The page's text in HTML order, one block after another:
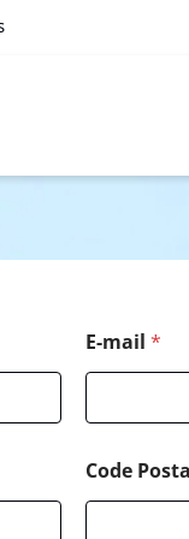
E-mail *
Code